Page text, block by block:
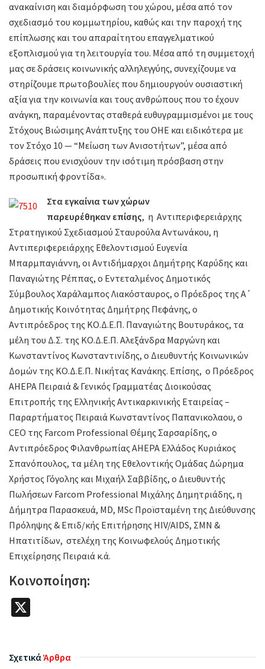
ανακαίνιση και διαμόρφωση του χώρου, μέσα από τον
σχεδιασμό του κομμωτηρίου, καθώς και την παροχή της
επίπλωσης και του απαραίτητου επαγγελματικού
εξοπλισμού για τη λειτουργία του. Μέσα από τη συμμετοχή
μας σε δράσεις κοινωνικής αλληλεγγύης, συνεχίζουμε να
στηρίζουμε πρωτοβουλίες που δημιουργούν ουσιαστική
αξία για την κοινωνία και τους ανθρώπους που το έχουν
ανάγκη, παραμένοντας σταθερά ευθυγραμμισμένοι με τους
Στόχους Βιώσιμης Ανάπτυξης του ΟΗΕ και ειδικότερα με
τον Στόχο 10 — “Μείωση των Ανισοτήτων”, μέσα από
δράσεις που ενισχύουν την ισότιμη πρόσβαση στην
προσωπική φροντίδα».
Στα εγκαίνια των χώρων
παρευρέθηκαν επίσης, η Αντιπεριφερειάρχης
Στρατηγικού Σχεδιασμού Σταυρούλα Αντωνάκου, η
Αντιπεριφερειάρχης Εθελοντισμού Ευγενία
Μπαρμπαγιάννη, οι Αντιδήμαρχοι Δημήτρης Καρύδης και
Παναγιώτης Ρέππας, ο Εντεταλμένος Δημοτικός
Σύμβουλος Χαράλαμπος Λιακόσταυρος, ο Πρόεδρος της Α΄
Δημοτικής Κοινότητας Δημήτρης Πεφάνης, ο
Αντιπρόεδρος της ΚΟ.Δ.Ε.Π. Παναγιώτης Βουτυράκος, τα
μέλη του Δ.Σ. της ΚΟ.Δ.Ε.Π. Αλεξάνδρα Μαργώνη και
Κωνσταντίνος Κωνσταντινίδης, ο Διευθυντής Κοινωνικών
Δομών της ΚΟ.Δ.Ε.Π. Νικήτας Κανάκης. Επίσης, ο Πρόεδρος
AHEPA Πειραιά & Γενικός Γραμματέας Διοικούσας
Επιτροπής της Ελληνικής Αντικαρκινικής Εταιρείας –
Παραρτήματος Πειραιά Κωνσταντίνος Παπανικολαου, ο
CEO της Farcom Professional Θέμης Σαρσαρίδης, ο
Αντιπρόεδρος Φιλανθρωπίας AHEPA Ελλάδος Κυριάκος
Σπανόπουλος, τα μέλη της Εθελοντικής Ομάδας Δώρημα
Χρήστος Γόγολης και Μιχαήλ Σαββίδης, ο Διευθυντής
Πωλήσεων Farcom Professional Μιχάλης Δημητριάδης, η
Δήμητρα Παρασκευά, MD, MSc Προϊσταμένη της Διεύθυνσης
Πρόληψης & Επιδ/κής Επιτήρησης HIV/AIDS, ΣΜΝ &
Ηπατιτίδων, στελέχη της Κοινωφελούς Δημοτικής
Επιχείρησης Πειραιά κ.ά.
Κοινοποίηση:
ΣχετικάΆρθρα